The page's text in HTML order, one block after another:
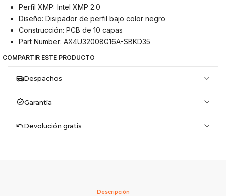
Perfil XMP: Intel XMP 2.0
Diseño: Disipador de perfil bajo color negro
Construcción: PCB de 10 capas
Part Number: AX4U32008G16A-SBKD35
COMPARTIR ESTE PRODUCTO
Despachos
Garantía
Devolución gratis
Descripción